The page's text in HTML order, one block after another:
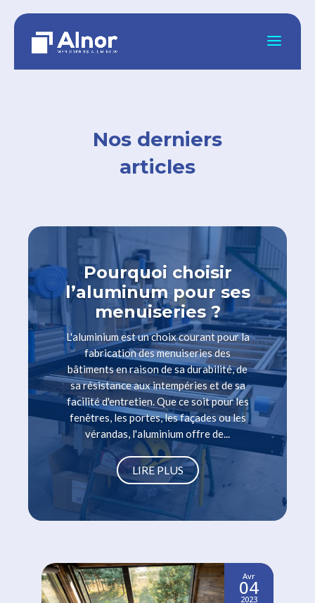
Nos derniers
articles
Pourquoi choisir
l’aluminum pour ses
menuiseries ?
L'aluminium est un choix courant pour la
fabrication des menuiseries des
bâtiments en raison de sa durabilité, de
sa résistance aux intempéries et de sa
facilité d'entretien. Que ce soit pour les
fenêtres, les portes, les façades ou les
vérandas, l'aluminium offre de...
LIRE PLUS
Avr
04
2023